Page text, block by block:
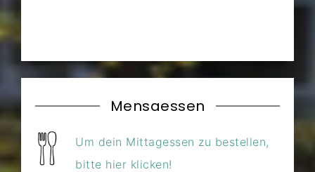
Mensaessen
Um dein Mittagessen zu bestellen,
bitte hier klicken!